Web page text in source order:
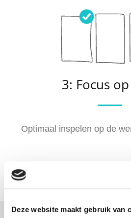
Deze website maakt gebruik van
3: Focus op
Optimaal inspelen op de